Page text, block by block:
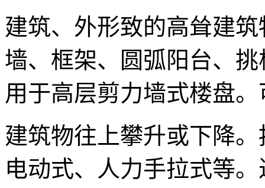
建筑、外形致的高耸建
墙、框架、圆弧阳台、
用于高层剪力墙式楼盘
建筑物往上攀升或下降
电动式、人力手拉式等